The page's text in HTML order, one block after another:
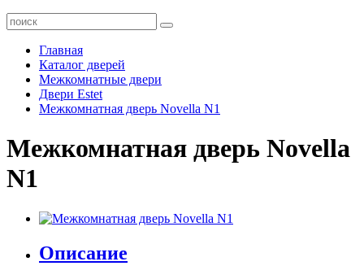
Главная
Каталог дверей
Межкомнатные двери
Двери Estet
Межкомнатная дверь Novella N1
Межкомнатная дверь Novella
N1
Описание